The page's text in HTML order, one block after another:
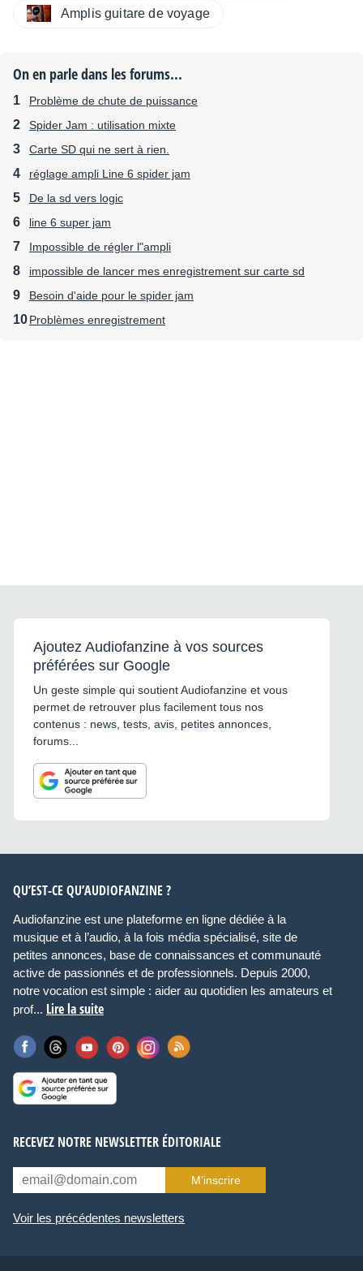
Amplis guitare de voyage
On en parle dans les forums...
Problème de chute de puissance
Spider Jam : utilisation mixte
Carte SD qui ne sert à rien.
réglage ampli Line 6 spider jam
De la sd vers logic
line 6 super jam
Impossible de régler l"ampli
impossible de lancer mes enregistrement sur carte sd
Besoin d'aide pour le spider jam
Problèmes enregistrement
Ajoutez Audiofanzine à vos sources
préférées sur Google
Un geste simple qui soutient Audiofanzine et vous
permet de retrouver plus facilement tous nos
contenus : news, tests, avis, petites annonces,
forums...
QU’EST-CE QU’AUDIOFANZINE ?
Audiofanzine est une plateforme en ligne dédiée à la
musique et à l’audio, à la fois média spécialisé, site de
petites annonces, base de connaissances et communauté
active de passionnés et de professionnels. Depuis 2000,
notre vocation est simple : aider au quotidien les amateurs et
prof... Lire la suite
RECEVEZ NOTRE NEWSLETTER ÉDITORIALE
M’inscrire
Voir les précédentes newsletters